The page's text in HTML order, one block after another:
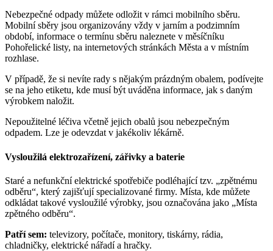
Nebezpečné odpady můžete odložit v rámci mobilního sběru.
Mobilní sběry jsou organizovány vždy v jarním a podzimním
období, informace o termínu sběru naleznete v měsíčníku
Pohořelické listy, na internetových stránkách Města a v místním
rozhlase.
V případě, že si nevíte rady s nějakým prázdným obalem, podívejte
se na jeho etiketu, kde musí být uváděna informace, jak s daným
výrobkem naložit.
Nepoužitelné léčiva včetně jejich obalů jsou nebezpečným
odpadem. Lze je odevzdat v jakékoliv lékárně.
Vysloužilá elektrozařízení, zářivky a baterie
Staré a nefunkční elektrické spotřebiče podléhající tzv. „zpětnému
odběru“, který zajišťují specializované firmy. Místa, kde můžete
odkládat takové vysloužilé výrobky, jsou označována jako „Místa
zpětného odběru“.
Patří sem: televizory, počítače, monitory, tiskárny, rádia,
chladničky, elektrické nářadí a hračky.